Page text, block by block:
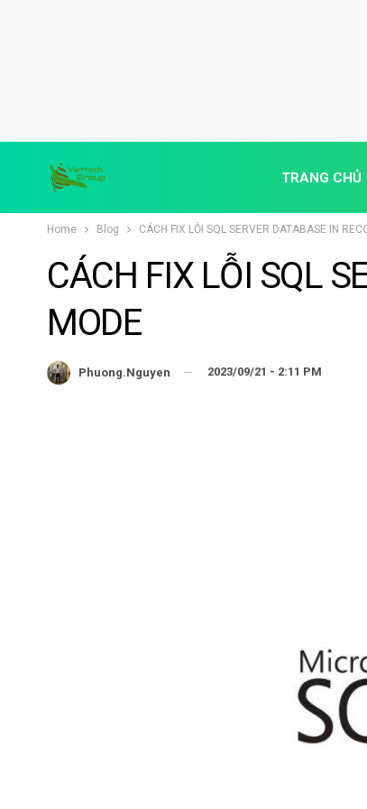
TRANG CHỦ
Home Blog CÁCH FIX LỖI SQL SERVER DATABASE IN
CÁCH FIX LỖI SQL
MODE
Phuong.nguyen 2023/09/21 - 2:11 PM